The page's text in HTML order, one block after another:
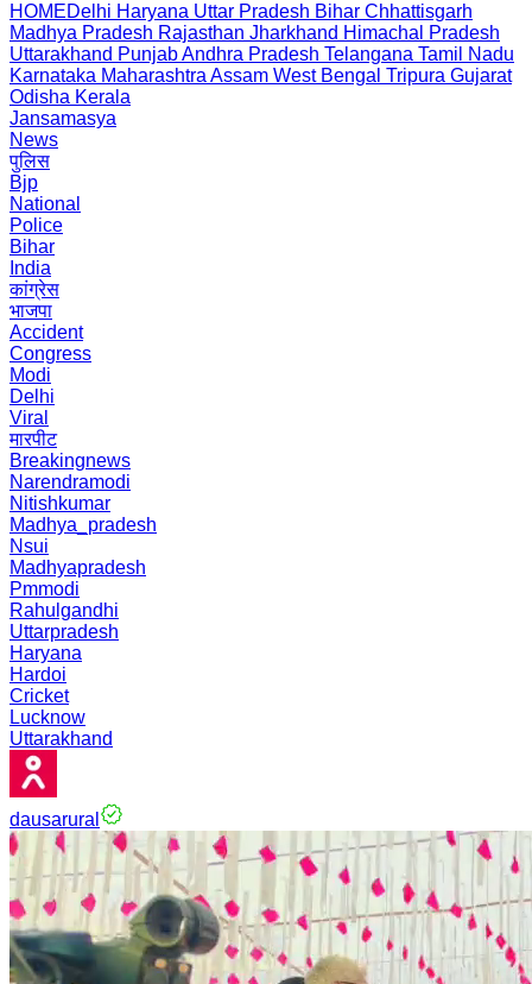
HOMEDelhi Haryana Uttar Pradesh Bihar Chhattisgarh
Madhya Pradesh Rajasthan Jharkhand Himachal Pradesh
Uttarakhand PunjabAndhra Pradesh Telangana Tamil Nadu
Karnataka Maharashtra Assam West Bengal Tripura Gujarat
Odisha Kerala
Jansamasya
News
पुलिस
Bjp
National
Police
Bihar
India
कांग्रेस
भाजपा
Accident
Congress
Modi
Delhi
Viral
मारपीट
Breakingnews
Narendramodi
Nitishkumar
Madhya_pradesh
Nsui
Madhyapradesh
Pmmodi
Rahulgandhi
Uttarpradesh
Haryana
Hardoi
Cricket
Lucknow
Uttarakhand
dausarural